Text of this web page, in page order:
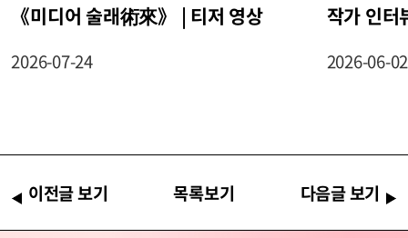
《미디어 술래術來》 | 티저 영상
2026-07-24
작가 인터
2026-06-02
이전글 보기 목록보기 다음글 보기